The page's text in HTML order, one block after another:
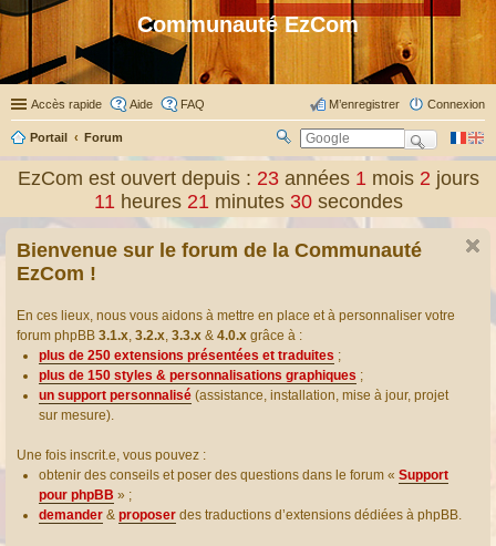
Communauté EzCom
Accès rapide Aide FAQ Connexion
M’enregistrer
Portail Forum
ch
er
EzCom est ouvert depuis : 23 années1 mois2 jours
11 heures21 minutes31 secondes
Bienvenue sur le forum de la Communauté
EzCom !
En ces lieux, nous vous aidons à mettre en place et à personnaliser votre
forum phpBB 3.1.x, 3.2.x, 3.3.x & 4.0.x grâce à :
plus de 250 extensions présentées et traduites ;
plus de 150 styles & personnalisations graphiques ;
un support personnalisé (assistance, installation, mise à jour, projet
sur mesure).
Une fois inscrit.e, vous pouvez :
obtenir des conseils et poser des questions dans le forum « Support
pour phpBB » ;
demander & proposer des traductions d’extensions dédiées à phpBB.